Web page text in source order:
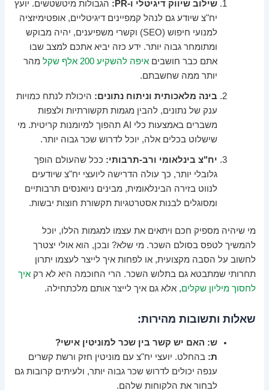
שילוב שיווק דיגיטלי ו-PR:
הגבולות מיטשטשים. יועץ
יח"צ שיודע גם לנהל קמפיינים דיגיטליים, אופטימיזציה
למנועי חיפוש (SEO) וקשרי משפיענים, יהיה מבוקש
ומתומחר גבוה יותר. ידע כזה יביא אתכם למצב שבו
אתם כבר חושביםאיפה להשקיע 200 אלף שקל
מהר
יותר ממה שחשבתם.
בינה מלאכותית וניתוח נתונים: היכולת לנתח כמויות
ענק של נתונים, להבין מגמות תקשורתיות ולצפות
משברים באמצעות כלי AI תהפוך למיומנות קריטית. מי
שישלוט בכלים אלה, יוכל לדרוש שכר גבוה יותר.
יח"צ בינלאומי ורב-תרבותי: ככל שהעולם הופך
גלובלי יותר, כך עולה הדרישה ליועצי יח"צ שיודעים
לנווט בזירה הבינלאומית, מבינים ניואנסים תרבותיים
ומסוגלים לבנות אסטרטגיות תקשורת חוצות יבשות.
מי שיהיה מספיק חכם ויתאים את עצמו למגמות הללו, יוכל
להמשיך לטפס בסולם השכר. מי שלא? ובכן, הוא אולי יצטרך
לחשוב על הסבה מקצועית, או לפחות איך לייצר לעצמו יתרון
תחרותי שמתבטא גם בתלוש השכר. הרי החוכמה היא לא רקאיך
לחסוך מיליון שקלים, אלא גם איך לייצר אותם מלכתחילה.
שאלות ותשובות מהירות:
ש: האם יש קשר בין שכר למוניטין אישי?
ת: בהחלט. יועצי יח"צ עם מוניטין חזק ורשת קשרים
ענפה יכולים לדרוש שכר גבוה יותר, ולעיתים קרובות גם
לבחור את הלקוחות שלהם.